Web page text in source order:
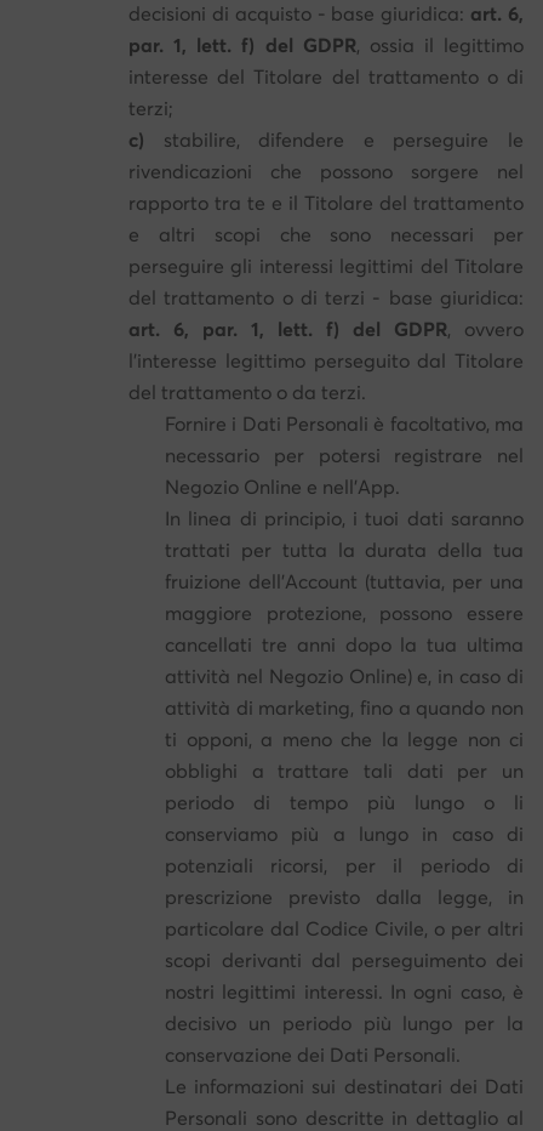
decisioni di acquisto - base giuridica: art. 6,
par. 1, lett. f) del GDPR, ossia il legittimo
interesse del Titolare del trattamento o di
terzi;
c) stabilire, difendere e perseguire le
rivendicazioni che possono sorgere nel
rapporto tra te e il Titolare del trattamento
e altri scopi che sono necessari per
perseguire gli interessi legittimi del Titolare
del trattamento o di terzi - base giuridica:
art. 6, par. 1, lett. f) del GDPR, ovvero
l'interesse legittimo perseguito dal Titolare
del trattamento o da terzi.
Fornire i Dati Personali è facoltativo, ma
necessario per potersi registrare nel
Negozio Online e nell'App.
In linea di principio, i tuoi dati saranno
trattati per tutta la durata della tua
fruizione dell'Account (tuttavia, per una
maggiore protezione, possono essere
cancellati tre anni dopo la tua ultima
attività nel Negozio Online) e, in caso di
attività di marketing, fino a quando non
ti opponi, a meno che la legge non ci
obblighi a trattare tali dati per un
periodo di tempo più lungo o li
conserviamo più a lungo in caso di
potenziali ricorsi, per il periodo di
prescrizione previsto dalla legge, in
particolare dal Codice Civile, o per altri
scopi derivanti dal perseguimento dei
nostri legittimi interessi. In ogni caso, è
decisivo un periodo più lungo per la
conservazione dei Dati Personali.
Le informazioni sui destinatari dei Dati
Personali sono descritte in dettaglio al